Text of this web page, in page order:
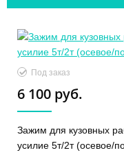
Под заказ
6 100 руб.
Зажим для кузовных
усилие 5т/2т (осевое/